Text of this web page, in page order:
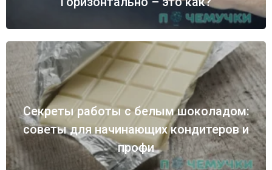
Секреты работы с белым шоколадом:
советы для начинающих кондитеров и
профи